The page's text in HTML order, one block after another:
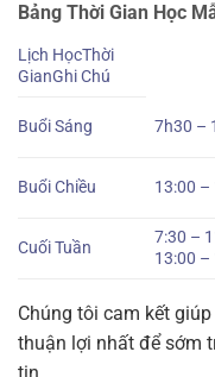
Bảng Thời Gian Học
Lịch HọcThời
GianGhi Chú
Buổi Sáng 7h30 –
Buổi Chiều 13:00 –
Cuối Tuần
7:30 –
13:00 –
Chúng tôi cam kết
thuận lợi nhất để sớm